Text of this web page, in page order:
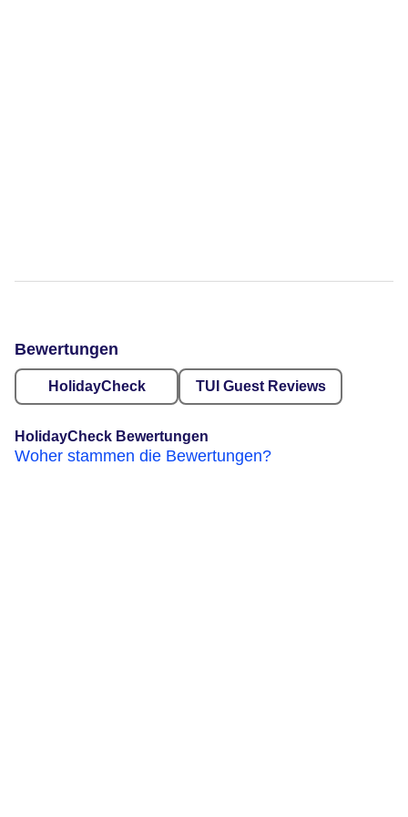
Bewertungen
HolidayCheck TUI Guest Reviews
HolidayCheck Bewertungen
Woher stammen die Bewertungen?